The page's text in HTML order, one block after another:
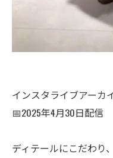
インスタライブアーカ
📅2025年4月30日配信
ディテールにこだわり